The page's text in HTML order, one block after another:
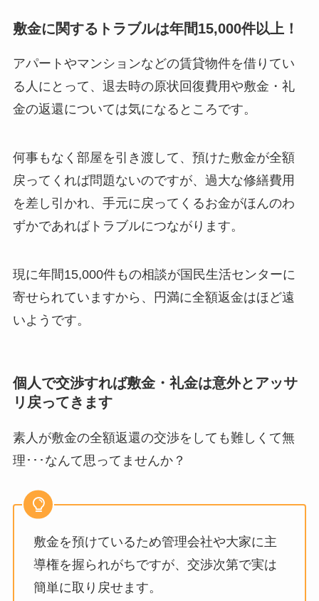
敷金に関するトラブルは年間15,000件以上！
アパートやマンションなどの賃貸物件を借りてい
る人にとって、退去時の原状回復費用や敷金・礼
金の返還については気になるところです。
何事もなく部屋を引き渡して、預けた敷金が全額
戻ってくれば問題ないのですが、過大な修繕費用
を差し引かれ、手元に戻ってくるお金がほんのわ
ずかであればトラブルにつながります。
現に年間15,000件もの相談が国民生活センターに
寄せられていますから、円満に全額返金はほど遠
いようです。
個人で交渉すれば敷金・礼金は意外とアッサ
リ戻ってきます
素人が敷金の全額返還の交渉をしても難しくて無
理･･･なんて思ってませんか？
敷金を預けているため管理会社や大家に主
導権を握られがちですが、交渉次第で実は
簡単に取り戻せます。